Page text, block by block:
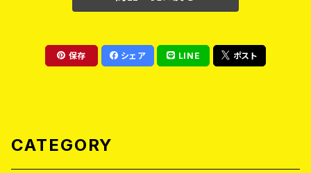
保存 シェア LINE ポスト
CATEGORY